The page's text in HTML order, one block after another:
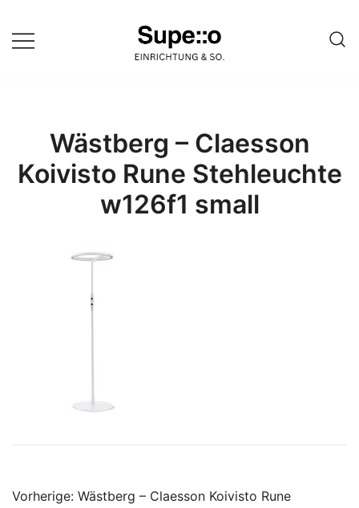
zum
Inhalt
einer Website
Wästberg – Claesson
Koivisto Rune Stehleuchte
w126f1 small
Beitragsnavigation
Vorherige: Wästberg – Claesson Koivisto Rune